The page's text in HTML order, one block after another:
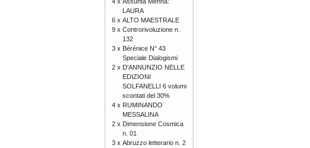
LAURA
6 x ALTO MAESTRALE
9 x Controrivoluzione n.
132
3 x Bérénice N° 43
Speciale Dialogismi
2 x D'ANNUNZIO NELLE
EDIZIONI
SOLFANELLI 6 volumi
scontati del 30%
4 x RUMINANDO
MESSALINA
2 x Dimensione Cosmica
n. 01
3 x Abruzzo letterario n. 2